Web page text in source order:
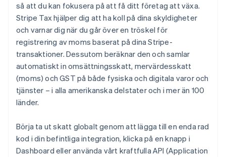
så att du kan fokusera på att få ditt företag att växa.
Stripe Tax hjälper dig att ha koll på dina skyldigheter
och varnar dig när du går över en tröskel för
registrering av moms baserat på dina Stripe-
transaktioner. Dessutom beräknar den och samlar
automatiskt in omsättningsskatt, mervärdesskatt
(moms) och GST på både fysiska och digitala varor och
tjänster – i alla amerikanska delstater och i mer än 100
länder.
Börja ta ut skatt globalt genom att lägga till en enda rad
kod i din befintliga integration, klicka på en knapp i
Dashboard eller använda vårt kraftfulla API (Application